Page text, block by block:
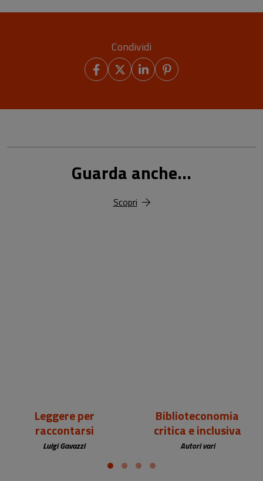
Condividi
Guarda anche...
Scopri
Leggere per
raccontarsi
Luigi Gavazzi
Biblioteconomia
critica e inclusiva
Autori vari